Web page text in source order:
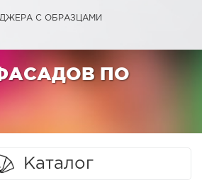
С ОБРАЗЦАМИ
ПО
Каталог